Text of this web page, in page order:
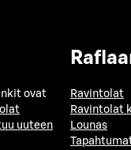
ovat
uuteen
Ravintolat
Ravintolat
Lounas